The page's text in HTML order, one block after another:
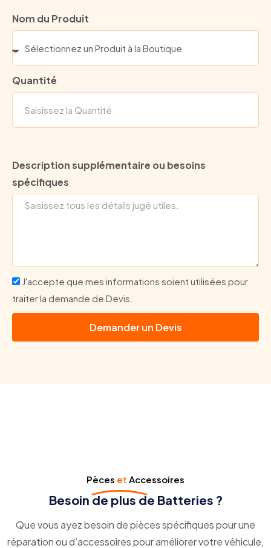
Nom du Produit
Quantité
Description supplémentaire ou besoins
spécifiques
J'accepte que mes informations soient utilisées pour
traiter la demande de Devis.
Demander un Devis
Pèces et Accessoires
Besoin de plus de Batteries ?
Que vous ayez besoin de pièces spécifiques pour une
réparation ou d’accessoires pour améliorer votre véhicule,